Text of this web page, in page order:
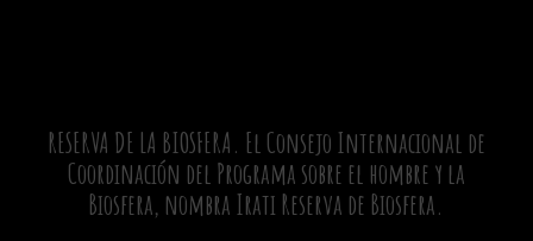
RESERVA DE LA BIOSFERA. El Consejo Internacional de
Coordinación del Programa sobre el hombre y la
Biosfera, nombra Irati Reserva de Biosfera.